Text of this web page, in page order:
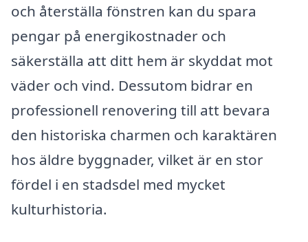
och återställa fönstren kan du spara
pengar på energikostnader och
säkerställa att ditt hem är skyddat mot
väder och vind. Dessutom bidrar en
professionell renovering till att bevara
den historiska charmen och karaktären
hos äldre byggnader, vilket är en stor
fördel i en stadsdel med mycket
kulturhistoria.